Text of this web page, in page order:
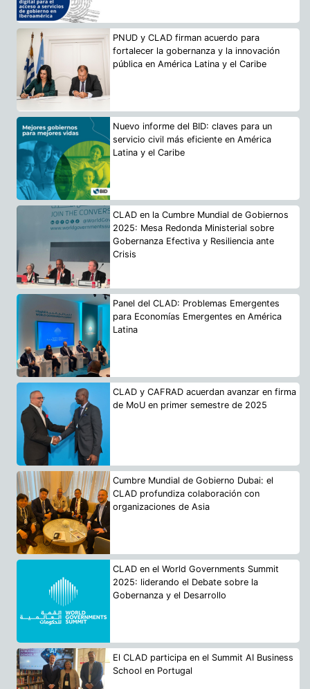
PNUD y CLAD firman acuerdo para
fortalecer la gobernanza y la innovación
pública en América Latina y el Caribe
Nuevo informe del BID: claves para un
servicio civil más eficiente en América
Latina y el Caribe
CLAD en la Cumbre Mundial de Gobiernos
2025: Mesa Redonda Ministerial sobre
Gobernanza Efectiva y Resiliencia ante
Crisis
Panel del CLAD: Problemas Emergentes
para Economías Emergentes en América
Latina
CLAD y CAFRAD acuerdan avanzar en firma
de MoU en primer semestre de 2025
Cumbre Mundial de Gobierno Dubai: el
CLAD profundiza colaboración con
organizaciones de Asia
CLAD en el World Governments Summit
2025: liderando el Debate sobre la
Gobernanza y el Desarrollo
El CLAD participa en el Summit AI Business
School en Portugal